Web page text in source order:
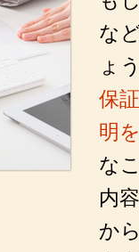
な
ょ
保
明
な
内
か